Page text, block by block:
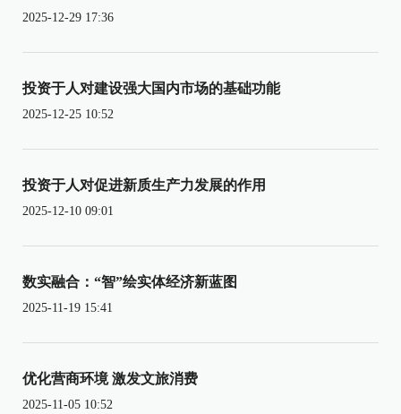
2025-12-29 17:36
投资于人对建设强大国内市场的基础功能
2025-12-25 10:52
投资于人对促进新质生产力发展的作用
2025-12-10 09:01
数实融合：“智”绘实体经济新蓝图
2025-11-19 15:41
优化营商环境 激发文旅消费
2025-11-05 10:52